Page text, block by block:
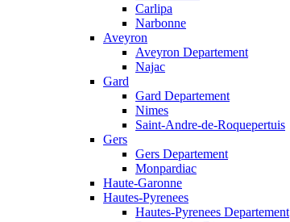
Carlipa
Narbonne
Aveyron
Aveyron Departement
Najac
Gard
Gard Departement
Nimes
Saint-Andre-de-Roquepertuis
Gers
Gers Departement
Monpardiac
Haute-Garonne
Hautes-Pyrenees
Hautes-Pyrenees Departement